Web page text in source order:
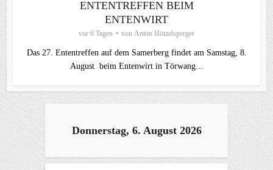
ENTENTREFFEN BEIM
ENTENWIRT
vor 6 Tagen von Anton Hötzelsperger
Das 27. Ententreffen auf dem Samerberg findet am Samstag, 8.
August beim ⁠Entenwirt in Törwang...
Donnerstag, 6. August 2026